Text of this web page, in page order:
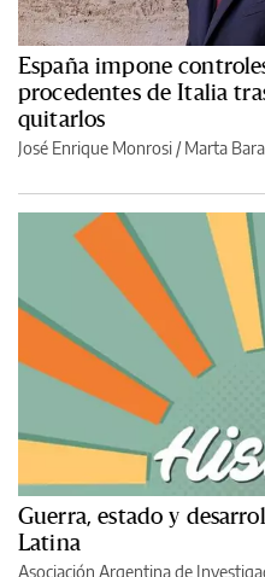
España impone
procedentes de Italia
quitarlos
José Enrique Monrosi / Marta
Guerra, estado y
Latina
Asociación Argentina de